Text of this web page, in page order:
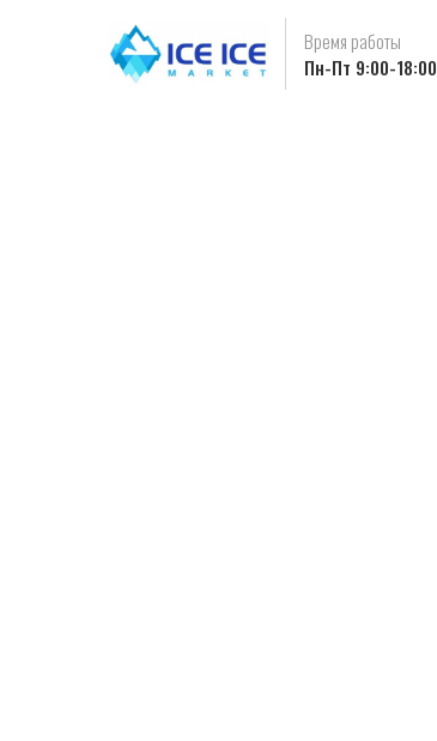
Пн-Пт 9:00-18:00
Время работы